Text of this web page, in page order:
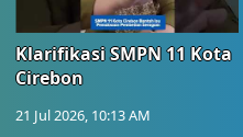
Klarifikasi SMPN 11 Kota
Cirebon
21 Jul 2026, 10:13 AM